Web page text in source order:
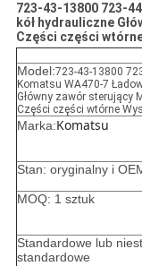
723-43-13800 723-
kół hydrauliczne
Części części
Model:723-43-13800
Komatsu WA470-7
Główny zawór sterujący
Części części wtórne
Marka:Komatsu
Stan: oryginalny i
MOQ: 1 sztuk
Standardowe lub
standardowe